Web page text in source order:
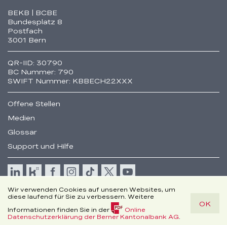
Cookie
Disclaimer
Wir verwenden Cookies auf unseren Websites, um
diese laufend für Sie zu verbessern. Weitere
Informationen finden Sie in der
Online
Datenschutzerklärung der Berner Kantonalbank AG.
OK
Fusszeile
BEKB | BCBE
Bundesplatz 8
Postfach
3001 Bern
QR-IID: 30790
BC Nummer: 790
SWIFT Nummer: KBBECH22XXX
Offene Stellen
Medien
Glossar
Support und Hilfe
© Berner Kantonalbank AG
Rechtliche Hinweise